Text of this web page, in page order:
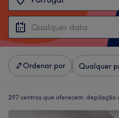
Ordenar por Qualquer
297 centros que oferecem: depilação